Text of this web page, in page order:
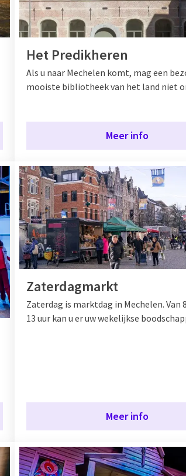
Het Predikheren
Als u naar Mechelen komt, mag een
mooiste bibliotheek van het land niet
Meer info
Zaterdagmarkt
Zaterdag is marktdag in Mechelen. Van
13 uur kan u er uw wekelijkse
Meer info